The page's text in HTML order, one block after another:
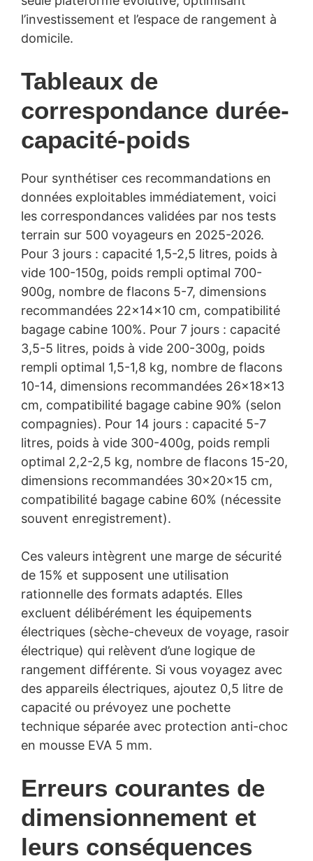
l’investissement et l’espace de rangement à
domicile.
Tableaux de
correspondance durée-
capacité-poids
Pour synthétiser ces recommandations en
données exploitables immédiatement, voici
les correspondances validées par nos tests
terrain sur 500 voyageurs en 2025-2026.
Pour 3 jours : capacité 1,5-2,5 litres, poids à
vide 100-150g, poids rempli optimal 700-
900g, nombre de flacons 5-7, dimensions
recommandées 22×14×10 cm, compatibilité
bagage cabine 100%. Pour 7 jours : capacité
3,5-5 litres, poids à vide 200-300g, poids
rempli optimal 1,5-1,8 kg, nombre de flacons
10-14, dimensions recommandées 26×18×13
cm, compatibilité bagage cabine 90% (selon
compagnies). Pour 14 jours : capacité 5-7
litres, poids à vide 300-400g, poids rempli
optimal 2,2-2,5 kg, nombre de flacons 15-20,
dimensions recommandées 30×20×15 cm,
compatibilité bagage cabine 60% (nécessite
souvent enregistrement).
Ces valeurs intègrent une marge de sécurité
de 15% et supposent une utilisation
rationnelle des formats adaptés. Elles
excluent délibérément les équipements
électriques (sèche-cheveux de voyage, rasoir
électrique) qui relèvent d’une logique de
rangement différente. Si vous voyagez avec
des appareils électriques, ajoutez 0,5 litre de
capacité ou prévoyez une pochette
technique séparée avec protection anti-choc
en mousse EVA 5 mm.
Erreurs courantes de
dimensionnement et
leurs conséquences